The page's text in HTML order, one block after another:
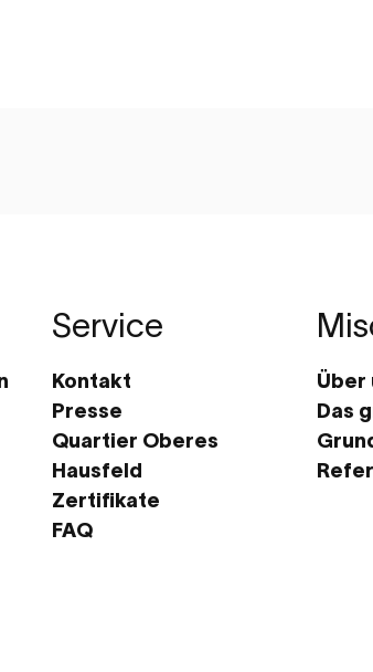
Service
Kontakt
Presse
Quartier Oberes
Hausfeld
Zertifikate
FAQ
Über
Das